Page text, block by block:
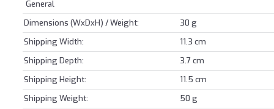
General
Dimensions (WxDxH) / Weight:
30 g
Shipping Width:
11.3 cm
Shipping Depth:
3.7 cm
Shipping Height:
11.5 cm
Shipping Weight:
50 g